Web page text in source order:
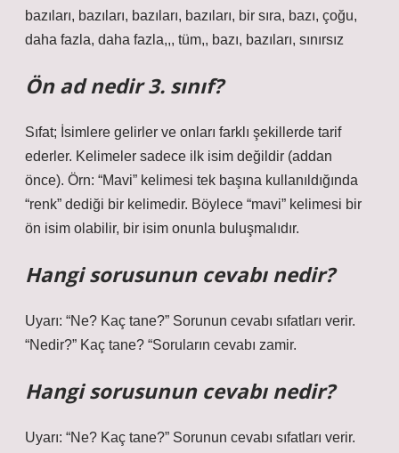
bazıları, bazıları, bazıları, bazıları, bir sıra, bazı, çoğu,
daha fazla, daha fazla,,, tüm,, bazı, bazıları, sınırsız
Ön ad nedir 3. sınıf?
Sıfat; İsimlere gelirler ve onları farklı şekillerde tarif
ederler. Kelimeler sadece ilk isim değildir (addan
önce). Örn: “Mavi” kelimesi tek başına kullanıldığında
“renk” dediği bir kelimedir. Böylece “mavi” kelimesi bir
ön isim olabilir, bir isim onunla buluşmalıdır.
Hangi sorusunun cevabı nedir?
Uyarı: “Ne? Kaç tane?” Sorunun cevabı sıfatları verir.
“Nedir?” Kaç tane? “Soruların cevabı zamir.
Hangi sorusunun cevabı nedir?
Uyarı: “Ne? Kaç tane?” Sorunun cevabı sıfatları verir.